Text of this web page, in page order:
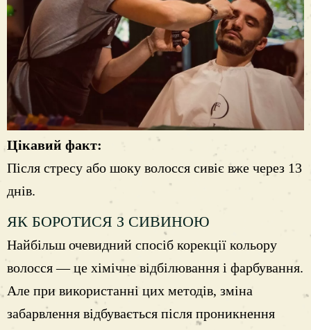
Цікавий факт:
Після стресу або шоку волосся сивіє вже через 13
днів.
ЯК БОРОТИСЯ З СИВИНОЮ
Найбільш очевидний спосіб корекції кольору
волосся — це хімічне відбілювання і фарбування.
Але при використанні цих методів, зміна
забарвлення відбувається після проникнення